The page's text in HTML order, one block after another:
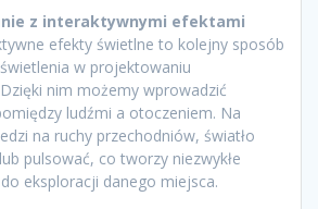
z interaktywnymi efektami
efekty świetlne to kolejny sposób
w projektowaniu
nim możemy wprowadzić
ludźmi a otoczeniem. Na
na ruchy przechodniów, światło
pulsować, co tworzy niezwykłe
eksploracji danego miejsca.